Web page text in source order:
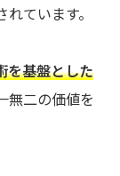
ています。
を基盤とした
無二の価値を